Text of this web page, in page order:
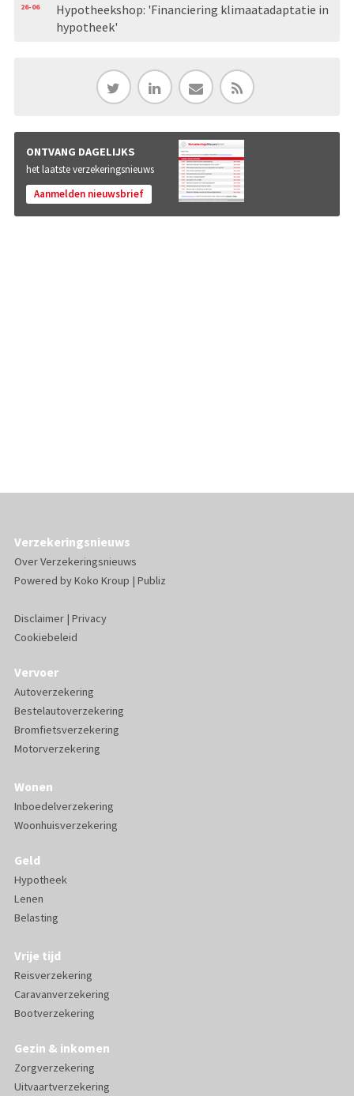
26-06
Hypotheekshop: 'Financiering klimaatadaptatie in
hypotheek'
ONTVANG DAGELIJKS
het laatste verzekeringsnieuws
Aanmelden nieuwsbrief
Verzekeringsnieuws
Over Verzekeringsnieuws
Powered byKoko Kroup | Publiz
Disclaimer| Privacy
Cookiebeleid
Vervoer
Autoverzekering
Bestelautoverzekering
Bromfietsverzekering
Motorverzekering
Wonen
Inboedelverzekering
Woonhuisverzekering
Geld
Hypotheek
Lenen
Belasting
Vrije tijd
Reisverzekering
Caravanverzekering
Bootverzekering
Gezin & inkomen
Zorgverzekering
Uitvaartverzekering